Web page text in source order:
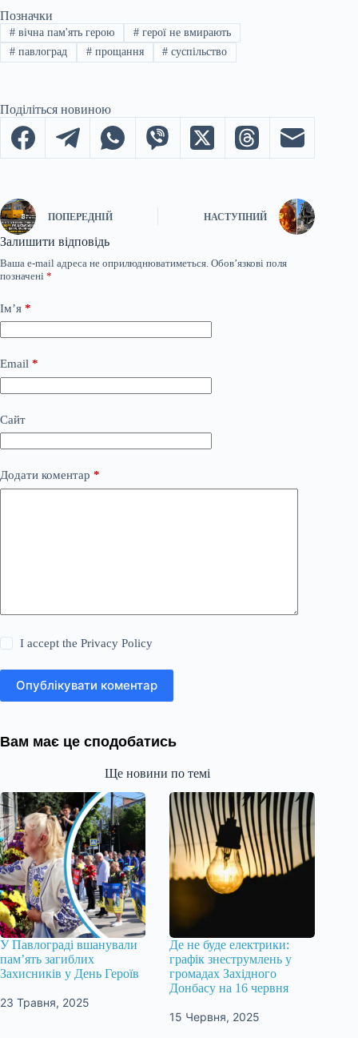
Позначки
#вічна пам'ять герою #герої не вмирають
#павлоград #прощання # суспільство
Поділіться новиною
ПОПЕРЕДНІЙ НАСТУПНИЙ
Залишити відповідь
Ваша e-mail адреса не оприлюднюватиметься. Обов’язкові поля
позначені *
Ім’я *
Email *
Сайт
Додати коментар *
I accept thePrivacy Policy
Опублікувати коментар
Вам має це сподобатись
Ще новини по темі
У Павлограді вшанували
пам’ять загиблих
Захисників у День Героїв
23 Травня, 2025
Де не буде електрики:
графік знеструмлень у
громадах Західного
Донбасу на 16 червня
15 Червня, 2025